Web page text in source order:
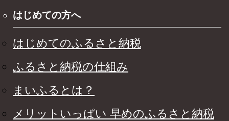
はじめての方へ
はじめてのふるさと納税
ふるさと納税の仕組み
まいふるとは？
メリットいっぱい 早めのふるさと納税